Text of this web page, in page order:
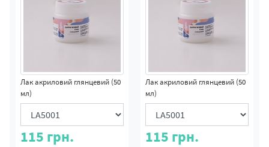
Лак акриловий глянцевий (50
мл)
115 грн.
Лак акриловий глянцевий (50
мл)
115 грн.